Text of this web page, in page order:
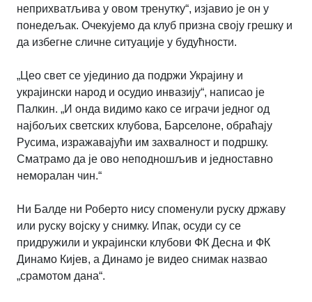
неприхватљива у овом тренутку“, изјавио је он у
понедељак. Очекујемо да клуб призна своју грешку и
да избегне сличне ситуације у будућности.
„Цео свет се ујединио да подржи Украјину и
украјински народ и осудио инвазију“, написао је
Палкин. „И онда видимо како се играчи једног од
најбољих светских клубова, Барселоне, обраћају
Русима, изражавајући им захвалност и подршку.
Сматрамо да је ово неподношљив и једноставно
неморалан чин.“
Ни Балде ни Роберто нису споменули руску државу
или руску војску у снимку. Ипак, осуди су се
придружили и украјински клубови ФК Десна и ФК
Динамо Кијев, а Динамо је видео снимак назвао
„срамотом дана“.